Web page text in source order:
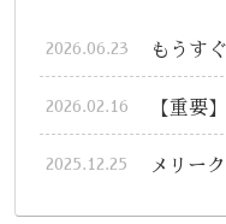
もうす
2026.06.23
【重要
2026.02.16
メリー
2025.12.25